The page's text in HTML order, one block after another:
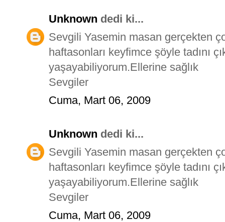
Unknown dedi ki...
Sevgili Yasemin masan gerçekten
haftasonları keyfimce şöyle tadını
yaşayabiliyorum.Ellerine sağlık
Sevgiler
Cuma, Mart 06, 2009
Unknown dedi ki...
Sevgili Yasemin masan gerçekten
haftasonları keyfimce şöyle tadını
yaşayabiliyorum.Ellerine sağlık
Sevgiler
Cuma, Mart 06, 2009